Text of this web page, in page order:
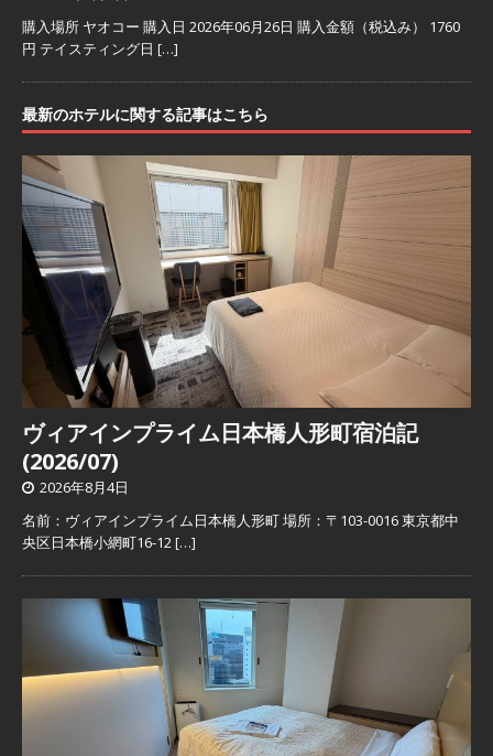
購入場所 ヤオコー 購入日 2026年06月26日 購入金額（税込み） 1760
円 テイスティング日 […]
最新のホテルに関する記事はこちら
ヴィアインプライム日本橋人形町宿泊記
(2026/07)
2026年8月4日
名前：ヴィアインプライム日本橋人形町 場所：〒103-0016 東京都中
央区日本橋小網町16-12[…]